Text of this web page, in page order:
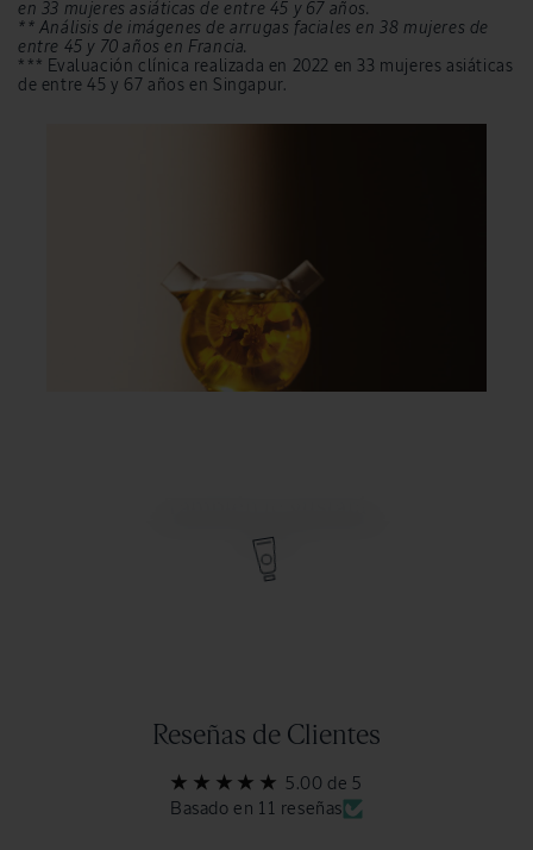
en 33 mujeres asiáticas de entre 45 y 67 años.
** Análisis de imágenes de arrugas faciales en 38 mujeres de
entre 45 y 70 años en Francia.
*** Evaluación clínica realizada en 2022 en 33 mujeres asiáticas
de entre 45 y 67 años en Singapur.
Reseñas de Clientes
5.00 de 5
Basado en 11 reseñas